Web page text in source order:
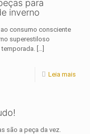
para
inverno
consumo consciente
superestiloso
temporada. […]
Leia mais
são a peça da vez.